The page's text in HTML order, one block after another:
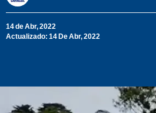
14 de Abr, 2022
Actualizado: 14 De Abr, 2022